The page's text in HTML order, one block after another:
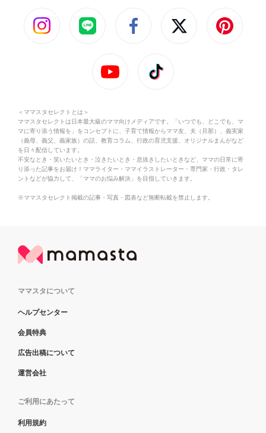
＜ママスタセレクトとは＞
ママスタセレクトは日本最大級のママ向けメディアです。「いつでも、どこでも、マ
マに寄り添う情報を」をコンセプトに、子育て情報からママ友、夫（旦那）、義実家
（義母、義父、義家族）の話、教育コラム、行政の育児支援、オリジナルまんがなど
を日々配信しています。
不安なとき・笑いたいとき・泣きたいとき・息抜きしたいときなど、ママの日常に寄
り添った記事をお届け！ママライター・ママイラストレーター・専門家・行政・タレ
ントなどが協力して、「ママのお悩み解決」を目指していきます。
※ママスタセレクト掲載の記事・写真・図表など無断転載を禁止します。
ママスタについて
ヘルプセンター
会員特典
広告出稿について
運営会社
ご利用にあたって
利用規約